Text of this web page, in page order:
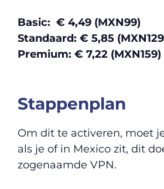
Basic: € 4,49 (MXN99)
Standaard: € 5,85
Premium: € 7,22 (MXN159)
Stappenplan
Om dit te activeren, moet je
als je of in Mexico zit, dit
zogenaamde VPN.